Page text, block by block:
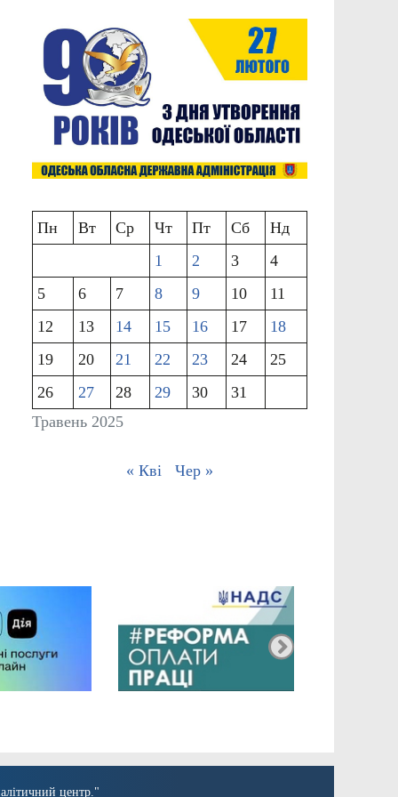
Травень 2025
Пн Вт Ср Чт Пт Сб
Нд
1
2 3
4
5
6 7 8 9 10
11
12
13 14 15 16 17
18
19
20 21 22 23 24
25
26
27 28 29 30 31
« Кві Чер »
центр."